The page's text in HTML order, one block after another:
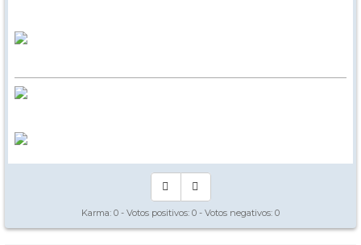
Karma: 0 - Votos positivos: 0 - Votos negativos: 0